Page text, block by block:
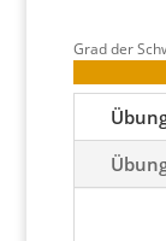
Grad der